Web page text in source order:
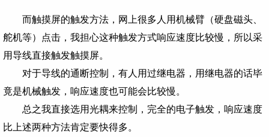
而触摸屏的触发方法，网上很多人用机械臂（硬盘磁头、
舵机等）点击，我担心这种触发方式响应速度比较慢，所以采
用导线直接触发触摸屏。
对于导线的通断控制，有人用过继电器，用继电器的话毕
竟是机械触发，响应速度也可能会比较慢。
总之我直接选用光耦来控制，完全的电子触发，响应速度
比上述两种方法肯定要快得多。